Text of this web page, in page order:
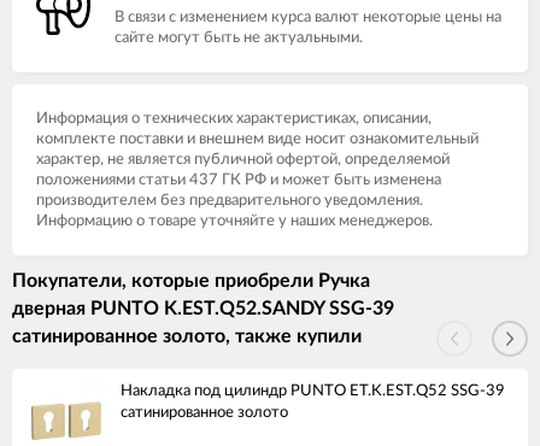
В связи с изменением курса валют некоторые цены на
сайте могут быть не актуальными.
Информация о технических характеристиках, описании,
комплекте поставки и внешнем виде носит ознакомительный
характер, не является публичной офертой, определяемой
положениями статьи 437 ГК РФ и может быть изменена
производителем без предварительного уведомления.
Информацию о товаре уточняйте у наших менеджеров.
Покупатели, которые приобрели Ручка
дверная PUNTO K.EST.Q52.SANDY SSG-39
сатинированное золото, также купили
Накладка под цилиндр PUNTO ET.K.EST.Q52 SSG-39
сатинированное золото